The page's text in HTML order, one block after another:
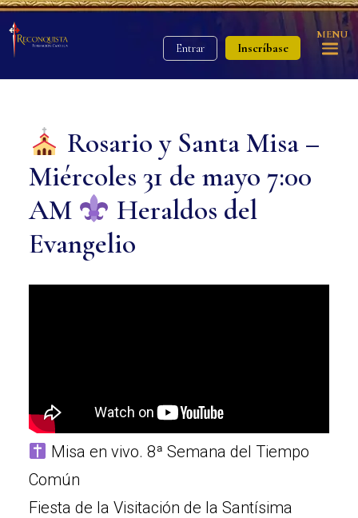
Entrar Inscríbase
MENU
Rosario y Santa Misa –
Miércoles 31 de mayo 7:00
AM
Heraldos del
Evangelio
Misa en vivo. 8ª Semana del Tiempo
Común
Fiesta de la Visitación de la Santísima